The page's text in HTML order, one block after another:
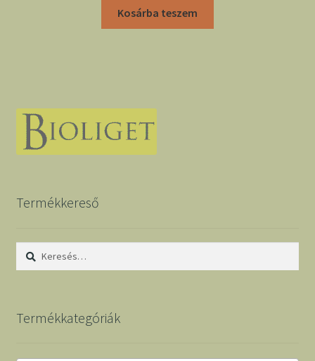
Kosárba teszem
Termékkereső
Keresés:
Termékkategóriák